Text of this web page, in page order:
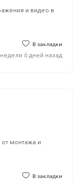
и видео в
В закладки
6 дней назад
монтажа и
В закладки